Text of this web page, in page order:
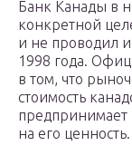
Банк Канады в
конкретной
и не проводил
1998 года.
в том, что
стоимость
предпринимает
на его ценность.